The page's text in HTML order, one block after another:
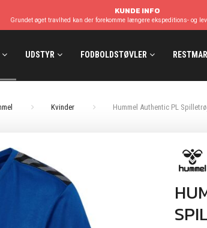
KUNDE INFO
Grundet øget travlhed kan der forekomme længere ekspeditions- og
UDSTYR FODBOLDSTØVLER
Kvinder Hummel Authentic PL